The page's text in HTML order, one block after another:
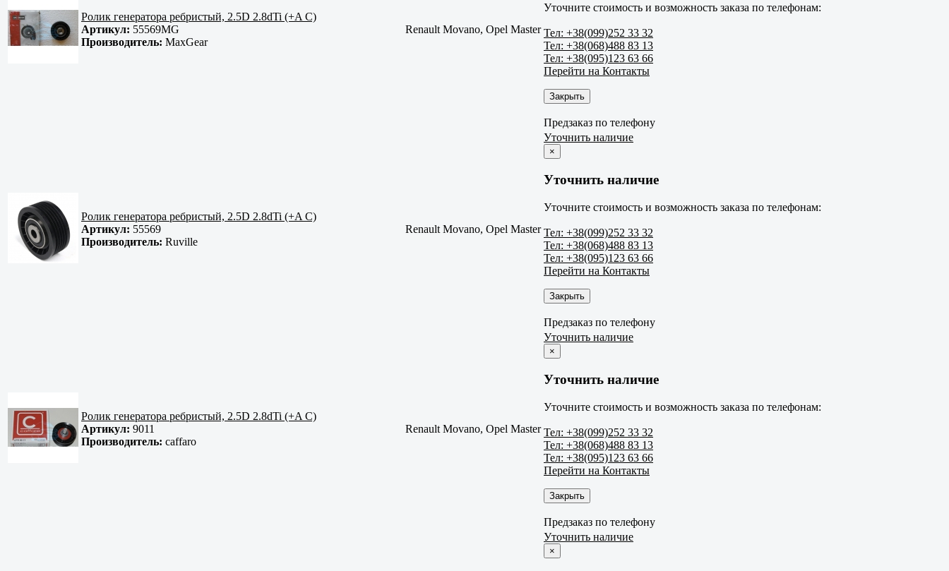
Ролик генератора ребристый, 2.5D 2.8dTi (+A C)
Артикул: 55569MG
Производитель: MaxGear
Renault Movano, Opel Master
Уточните стоимость и возможность заказа по телефонам:
Тел: +38(099)252 33 32
Тел: +38(068)488 83 13
Тел: +38(095)123 63 66
Перейти на Контакты
Закрыть
Предзаказ по телефону
Ролик генератора ребристый, 2.5D 2.8dTi (+A C)
Артикул: 55569
Производитель: Ruville
Renault Movano, Opel Master
Уточнить наличие
×
Уточнить наличие
Уточните стоимость и возможность заказа по телефонам:
Тел: +38(099)252 33 32
Тел: +38(068)488 83 13
Тел: +38(095)123 63 66
Перейти на Контакты
Закрыть
Предзаказ по телефону
Ролик генератора ребристый, 2.5D 2.8dTi (+A C)
Артикул: 9011
Производитель: caffaro
Renault Movano, Opel Master
Уточнить наличие
×
Уточнить наличие
Уточните стоимость и возможность заказа по телефонам:
Тел: +38(099)252 33 32
Тел: +38(068)488 83 13
Тел: +38(095)123 63 66
Перейти на Контакты
Закрыть
Предзаказ по телефону
Уточнить наличие
×